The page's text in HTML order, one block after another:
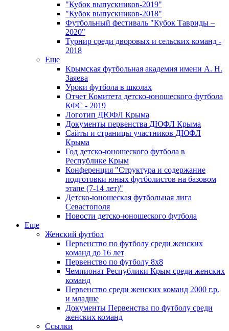
"Кубок выпускников-2019"
"Кубок выпускников-2018"
Футбольный фестиваль "Кубок Тавриды –
2020"
Турнир среди дворовых и сельских команд -
2018
Еще
Крымская футбольная академия имени А. Н.
Заяева
Уроки футбола в школах
Отчет Комитета детско-юношеского футбола
КФС - 2019
Логотип ДЮФЛ Крыма
Документы первенства ДЮФЛ Крыма
Сайты и страницы участников ДЮФЛ
Крыма
Год детско-юношеского футбола в
Республике Крым
Конференция "Структура и содержание
подготовки юных футболистов на базовом
этапе (7-14 лет)"
Детско-юношеская футбольная лига
Севастополя
Новости детско-юношеского футбола
Еще
Женский футбол
Первенство по футболу среди женских
команд до 16 лет
Первенство по футболу 8х8
Чемпионат Республики Крым среди женских
команд
Первенство среди женских команд 2000 г.р.
и младше
Документы Первенства по футболу среди
женских команд
Ссылки